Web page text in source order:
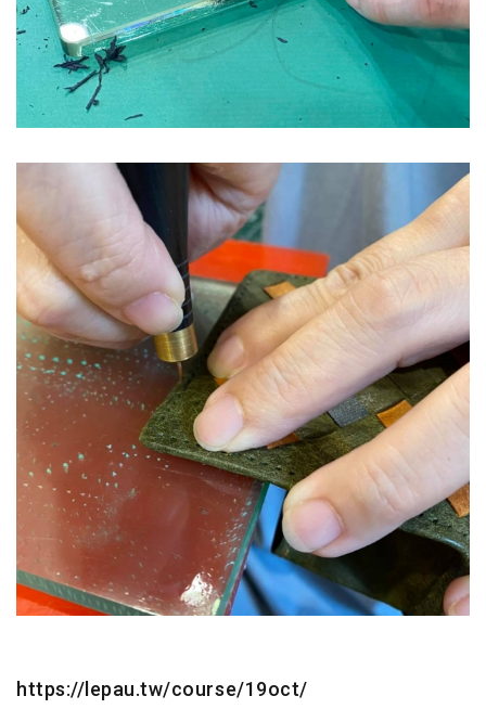
https://lepau.tw/course/19oct/